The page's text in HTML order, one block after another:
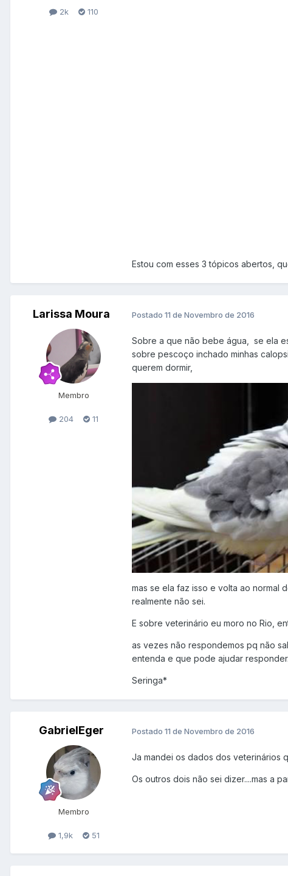
2k 110
Estou com esses 3 tópicos abertos,
Larissa Moura
Membro
204 11
Postado 11 de Novembro de 2016
Sobre a que não bebe água, se ela
sobre pescoço inchado minhas
querem dormir,
mas se ela faz isso e volta ao normal
realmente não sei.
E sobre veterinário eu moro no Rio,
as vezes não respondemos pq não
entenda e que pode ajudar responder.
Seringa*
GabrielEger
Membro
1,9k 51
Postado 11 de Novembro de 2016
Ja mandei os dados dos veterinários
Os outros dois não sei dizer....mas a